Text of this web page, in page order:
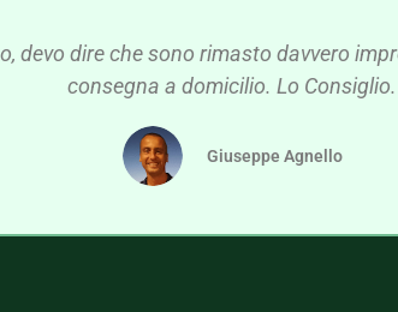
devo dire che sono rimasto davvero
consegna a domicilio. Lo Consiglio.
Giuseppe Agnello